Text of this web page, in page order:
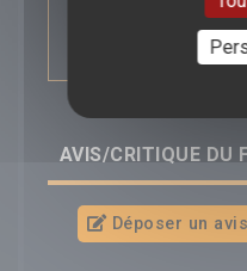
l’homme qu’il fut.
AVIS/CRITIQUE DU
Déposer un avis